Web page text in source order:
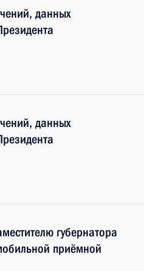
данных
данных
губернатора
приёмной